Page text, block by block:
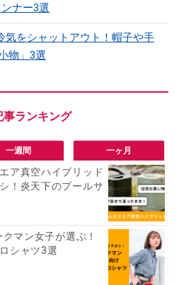
ナー3選
気をシャットアウト！帽子や手
物」3選
一週間 一ヶ月
ア真空ハイブリッド
！炎天下のプールサ
マン女子が選ぶ！
シャツ3選